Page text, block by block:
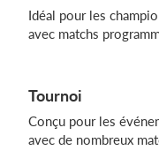
Idéal pour les
avec matchs
Tournoi
Conçu pour les
avec de nombreux